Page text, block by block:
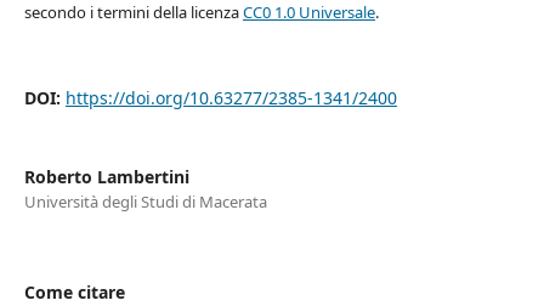
secondo i termini della licenzaCC0 1.0 Universale.
DOI: https://doi.org/10.63277/2385-1341/2400
Roberto Lambertini
Università degli Studi di Macerata
Come citare